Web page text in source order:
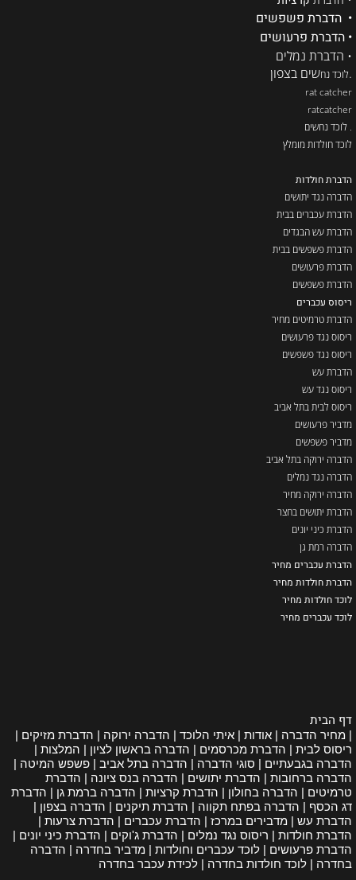
• הדברת פשפשים
• הדברת פרעושים
• הדברת נמלים
.לוכד נחשים בצפון
rat catcher
ratcatcher
. לוכד נחשים
לוכד חולדות מומלץ
הדברת חולדות
הדברה נגד יתושים
הדברת עכברים בבית
הדברת עש הבגדים
הדברת פשפשים בבית
הדברת פרעושים
הדברת פשפשים
ריסוס עכברים
הדברת טרמיטים מחיר
ריסוס נגד פרעושים
ריסוס נגד פשפשים
הדברת עש
ריסוס נגד עש
ריסוס לבית בתל אביב
מדביר פרעושים
מדביר פשפשים
הדברה ירוקה בתל אביב
הדברה נגד נמלים
הדברה ירוקה מחיר
הדברת יתושים בחצר
הדברת כיני יונים
הדברה רמת גן
הדברת עכברים מחיר
הדברת חולדות מחיר
לוכד חולדות מחיר
לוכד עכברים מחיר
דף הבית
| מחיר הדברה | אודות | איתי הלוכד | הדברה ירוקה | הדברת מזיקים |
ריסוס לבית | הדברת מכרסמים | הדברה בראשון לציון | המלצות |
הדברה בגבעתיים | סוגי הדברה | הדברה בתל אביב | פשפש המיטה |
הדברה ברחובות | הדברת יתושים | הדברה בנס ציונה | הדברת
טרמיטים | הדברה בחולון | הדברת קרציות | הדברה ברמת גן | הדברת
דג הכסף | הדברה בפתח תקווה | הדברת תיקנים | הדברה בצפון |
הדברת עש | מדבירים במרכז | הדברת עכברים | הדברת צרעות |
הדברת חולדות | ריסוס נגד נמלים | הדברת ג'וקים | הדברת כיני יונים |
הדברת פרעושים | לוכד עכברים וחולדות | מדביר בחדרה | הדברה
בחדרה | לוכד חולדות בחדרה | לכידת עכבר בחדרה